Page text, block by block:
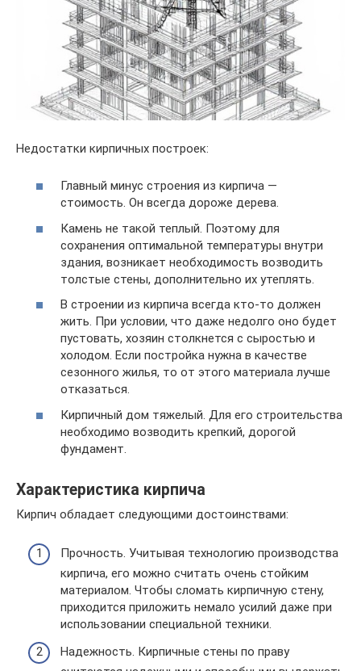
Недостатки кирпичных построек:
Главный минус строения из кирпича —
стоимость. Он всегда дороже дерева.
Камень не такой теплый. Поэтому для
сохранения оптимальной температуры внутри
здания, возникает необходимость возводить
толстые стены, дополнительно их утеплять.
В строении из кирпича всегда кто-то должен
жить. При условии, что даже недолго оно будет
пустовать, хозяин столкнется с сыростью и
холодом. Если постройка нужна в качестве
сезонного жилья, то от этого материала лучше
отказаться.
Кирпичный дом тяжелый. Для его строительства
необходимо возводить крепкий, дорогой
фундамент.
Характеристика кирпича
Кирпич обладает следующими достоинствами:
Прочность. Учитывая технологию производства
кирпича, его можно считать очень стойким
материалом. Чтобы сломать кирпичную стену,
приходится приложить немало усилий даже при
использовании специальной техники.
Надежность. Кирпичные стены по праву